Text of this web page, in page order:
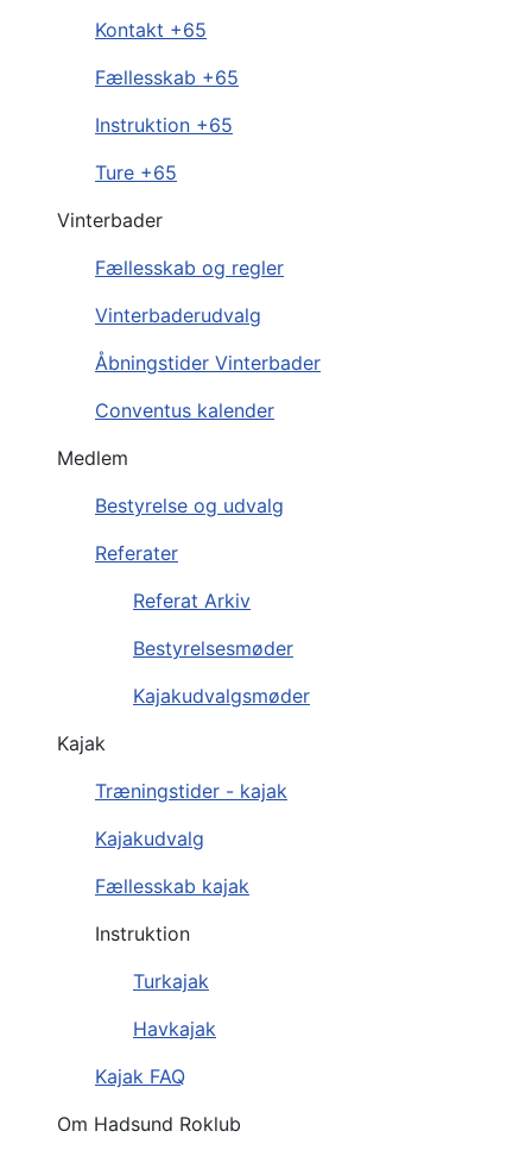
Kontakt +65
Fællesskab +65
Instruktion +65
Ture +65
Vinterbader
Fællesskab og regler
Vinterbaderudvalg
Åbningstider Vinterbader
Conventus kalender
Medlem
Bestyrelse og udvalg
Referater
Referat Arkiv
Bestyrelsesmøder
Kajakudvalgsmøder
Kajak
Træningstider - kajak
Kajakudvalg
Fællesskab kajak
Instruktion
Turkajak
Havkajak
Kajak FAQ
Om Hadsund Roklub